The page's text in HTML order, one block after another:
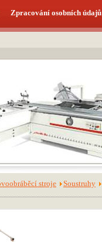
Zpracování osobních údajů
stroje Soustruhy